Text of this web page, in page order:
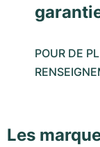
POUR DE
Les